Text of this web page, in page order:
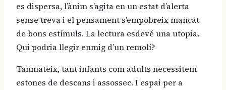
es dispersa, l’ànim s’agita en un estat d’alerta
sense treva i el pensament s’empobreix mancat
de bons estímuls. La lectura esdevé una utopia.
Qui podria llegir enmig d’un remolí?
Tanmateix, tant infants com adults necessitem
estones de descans i assossec. I espai per a